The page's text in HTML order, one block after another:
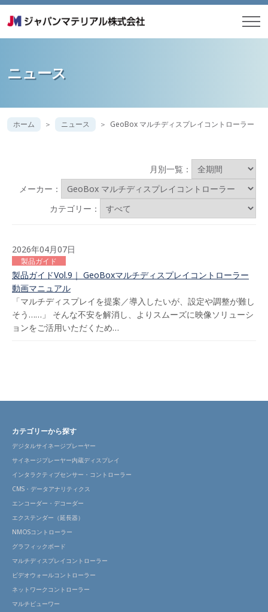
ニュース
ホーム ニュース GeoBox マルチディスプレイコントローラー
月別一覧：
メーカー：
カテゴリー：
2026年04月07日
製品ガイド
製品ガイドVol.9｜ GeoBoxマルチディスプレイコントローラー
動画マニュアル
「マルチディスプレイを提案／導入したいが、設定や調整が難し
そう……」 そんな不安を解消し、よりスムーズに映像ソリューシ
ョンをご活用いただくため…
カテゴリーから探す
デジタルサイネージプレーヤー
サイネージプレーヤー内蔵ディスプレイ
インタラクティブセンサー・コントローラー
CMS・データアナリティクス
エンコーダー・デコーダー
エクステンダー（延長器）
NMOSコントローラー
グラフィックボード
マルチディスプレイコントローラー
ビデオウォールコントローラー
ネットワークコントローラー
マルチビューワー